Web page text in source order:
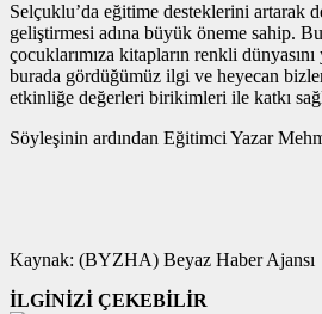
Selçuklu’da eğitime desteklerini artarak
geliştirmesi adına büyük öneme sahip.
çocuklarımıza kitapların renkli
burada gördüğümüz ilgi ve heyecan
etkinliğe değerleri birikimleri ile katkı
Söyleşinin ardından Eğitimci Yazar
Kaynak: (BYZHA) Beyaz Haber Ajansı
İLGİNİZİ ÇEKEBİLİR